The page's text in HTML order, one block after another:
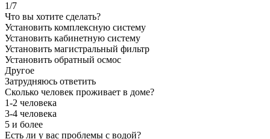
1/7
Что вы хотите сделать?
Установить комплексную систему
Установить кабинетную систему
Установить магистральный фильтр
Установить обратный осмос
Другое
Затрудняюсь ответить
Сколько человек проживает в доме?
1-2 человека
3-4 человека
5 и более
Есть ли у вас проблемы с водой?